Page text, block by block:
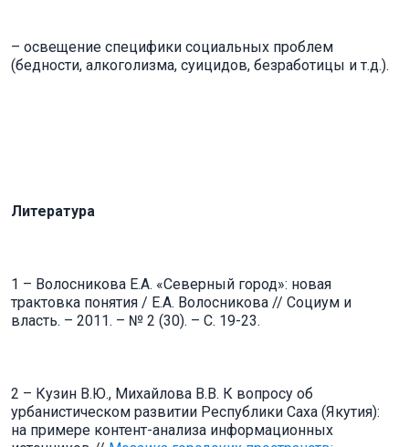
– освещение специфики социальных проблем
(бедности, алкоголизма, суицидов, безработицы и т.д.).
Литература
1 – Волосникова Е.А. «Северный город»: новая
трактовка понятия / Е.А. Волосникова // Социум и
власть. – 2011. – № 2 (30). – С. 19-23.
2 – Кузин В.Ю., Михайлова В.В. К вопросу об
урбанистическом развитии Республики Саха (Якутия):
на примере контент-анализа информационных